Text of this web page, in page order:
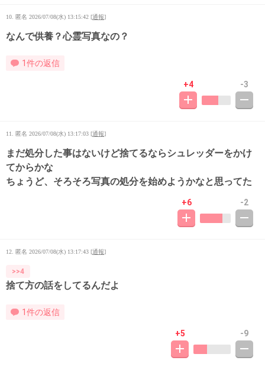
10. 匿名 2026/07/08(水) 13:15:42 [通報]
なんで供養？心霊写真なの？
1件の返信
+4 -3
11. 匿名 2026/07/08(水) 13:17:03 [通報]
まだ処分した事はないけど捨てるならシュレッダーをかけ
てからかな
ちょうど、そろそろ写真の処分を始めようかなと思ってた
+6 -2
12. 匿名 2026/07/08(水) 13:17:43 [通報]
>>4
捨て方の話をしてるんだよ
1件の返信
+5 -9